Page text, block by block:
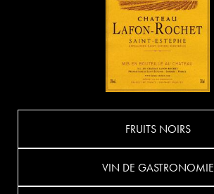
FRUITS NOIRS
VIN DE GASTRONOMIE